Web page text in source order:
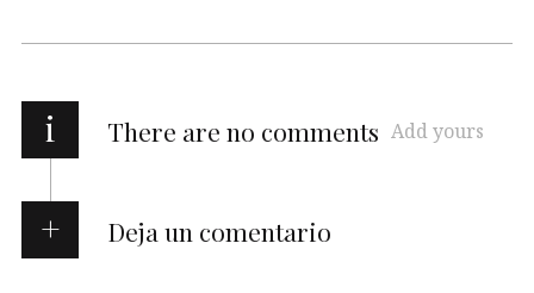
i There are no comments Add yours
Deja un comentario